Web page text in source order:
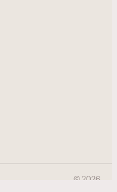
©2026